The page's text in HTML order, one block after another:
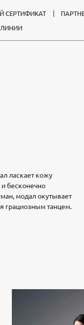
СЕРТИФИКАТ
ласкает кожу
бесконечно
модал окутывает
грациозным танцем.